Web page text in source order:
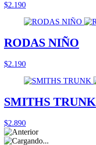
$2.190
RODAS NIÑO
$2.190
SMITHS TRUNK
$2.890